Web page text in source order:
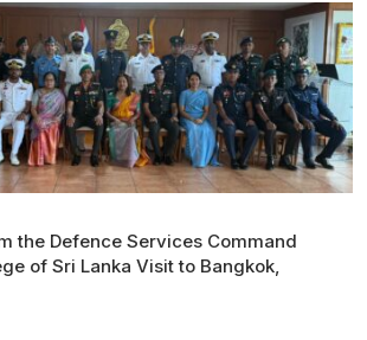
the Defence Services Command
of Sri Lanka Visit to Bangkok,